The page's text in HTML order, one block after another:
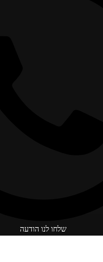
שלחו לנו הודעה